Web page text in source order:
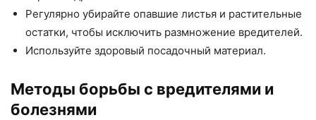
Регулярно убирайте опавшие листья и растительные
остатки, чтобы исключить размножение вредителей.
Используйте здоровый посадочный материал.
Методы борьбы с вредителями и
болезнями